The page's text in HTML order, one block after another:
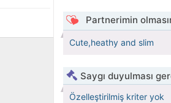
Partnerimin
Cute,heathy and slim
Saygı duyulması
Özelleştirilmiş kriter yok